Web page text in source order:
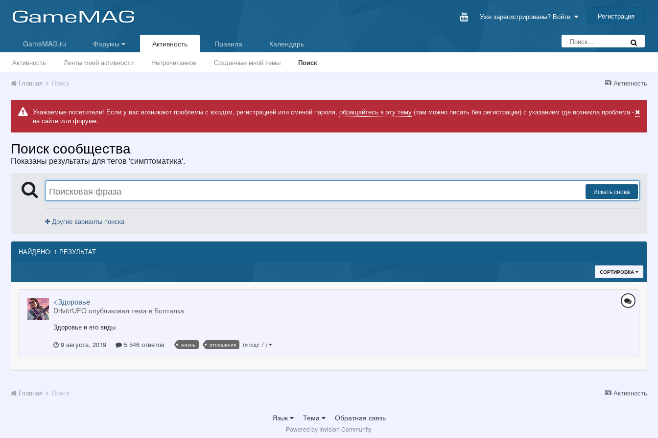
Уже зарегистрированы? Войти Регистрация
GameMAG.ru Форумы Активность
Активность Ленты моей активности Непрочитанное Созданные мной темы Поиск
Правила Календарь
Активность
Главная Поиск
Уважаемые посетители! Если у вас возникают проблемы с входом, регистрацией или сменой пароля, обращайтесь в эту тему(там можно писать без регистрации) с указанием где возникла проблема -
на сайте или форуме.
Поиск сообщества
Показаны результаты для тегов 'симптоматика'.
Искать снова
Другие варианты поиска
НАЙДЕНО: 1 РЕЗУЛЬТАТ
СОРТИРОВКА
<Здоровье
DriverUFO опубликовал тема в Болталка
Здоровье и его виды
9 августа, 2019
5 546 ответов жизнь отношения (и ещё 7 )
Активность
Главная Поиск
Язык Тема Обратная связь
Powered by Invision Community